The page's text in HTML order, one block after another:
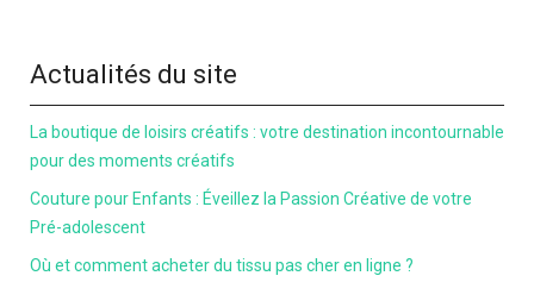
Actualités du site
La boutique de loisirs créatifs : votre destination incontournable
pour des moments créatifs
Couture pour Enfants : Éveillez la Passion Créative de votre
Pré-adolescent
Où et comment acheter du tissu pas cher en ligne ?